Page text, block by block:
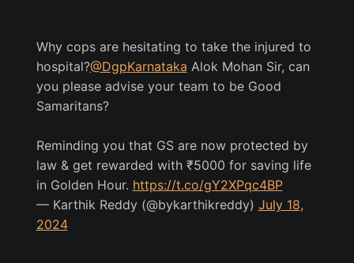
Why cops are hesitating to take the injured to
hospital?@DgpKarnataka Alok Mohan Sir, can
you please advise your team to be Good
Samaritans?
Reminding you that GS are now protected by
law & get rewarded with ₹5000 for saving life
in Golden Hour. https://t.co/gY2XPqc4BP
— Karthik Reddy (@bykarthikreddy) July 18,
2024